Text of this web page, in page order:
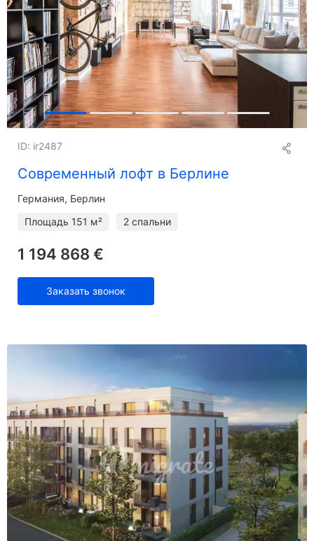
Современный лофт в Берлине
ID: ir2487
Германия, Берлин
Площадь 151 м² 2 спальни
1 194 868 €
Заказать звонок